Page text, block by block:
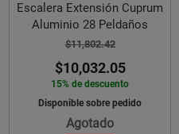
Escalera Extensión Cuprum
Aluminio 28 Peldaños
$11,802.42
$10,032.05
15% de descuento
Disponible sobre pedido
Agotado